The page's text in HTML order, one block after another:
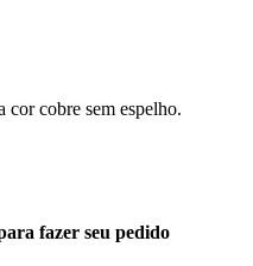
cobre sem espelho.
fazer seu pedido